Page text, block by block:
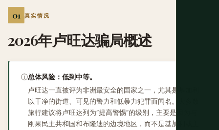
真实情况
2026年卢旺达骗局概述
ⓘ总体风险：低到中等。
卢旺达一直被评为非洲最安全的国家之一，尤其是基加利
以干净的街道、可见的警力和低暴力犯罪而闻名。大多数
旅行建议将卢旺达列为“提高警惕”的级别，主要是因为与
刚果民主共和国和布隆迪的边境地区，而不是基加利或主